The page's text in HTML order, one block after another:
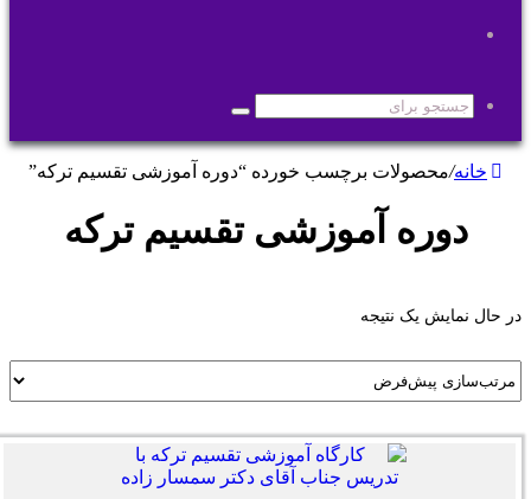
پوسته
جستجو
برای
خانه/محصولات برچسب خورده “دوره آموزشی تقسیم ترکه”
دوره آموزشی تقسیم ترکه
در حال نمایش یک نتیجه